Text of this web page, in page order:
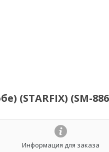
(STARFIX) (SM-
Информация для заказа